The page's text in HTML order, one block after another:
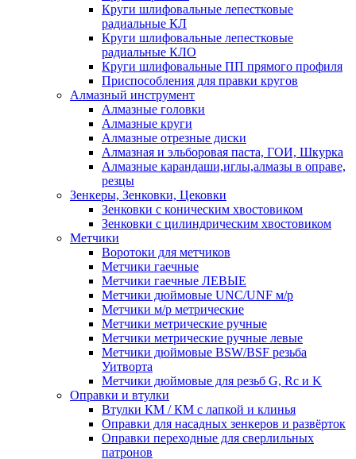
Круги шлифовальные лепестковые
радиальные КЛ
Круги шлифовальные лепестковые
радиальные КЛО
Круги шлифовальные ПП прямого профиля
Приспособления для правки кругов
Алмазный инструмент
Алмазные головки
Алмазные круги
Алмазные отрезные диски
Алмазная и эльборовая паста, ГОИ, Шкурка
Алмазные карандаши,иглы,алмазы в оправе,
резцы
Зенкеры, Зенковки, Цековки
Зенковки с коническим хвостовиком
Зенковки с цилиндрическим хвостовиком
Метчики
Воротоки для метчиков
Метчики гаечные
Метчики гаечные ЛЕВЫЕ
Метчики дюймовые UNC/UNF м/р
Метчики м/р метрические
Метчики метрические ручные
Метчики метрические ручные левые
Метчики дюймовые BSW/BSF резьба
Уитворта
Метчики дюймовые для резьб G, Rc и K
Оправки и втулки
Втулки КМ / КМ с лапкой и клинья
Оправки для насадных зенкеров и развёрток
Оправки переходные для сверлильных
патронов